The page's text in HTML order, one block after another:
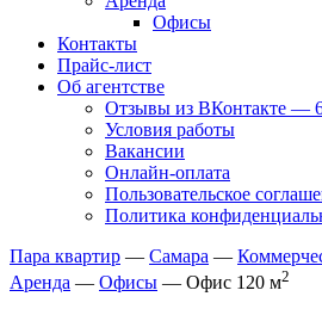
Офисы
Контакты
Прайс-лист
Об агентстве
Отзывы из ВКонтакте —
Условия работы
Вакансии
Онлайн-оплата
Пользовательское
Политика
Пара квартир — Самара —
Аренда — Офисы — Офис 120 м2